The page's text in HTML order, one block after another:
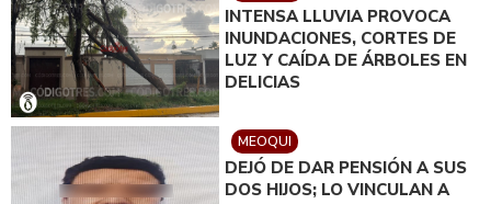
INTENSA LLUVIA PROVOCA
INUNDACIONES, CORTES DE
LUZ Y CAÍDA DE ÁRBOLES EN
DELICIAS
MEOQUI
DEJÓ DE DAR PENSIÓN A SUS
DOS HIJOS; LO VINCULAN A